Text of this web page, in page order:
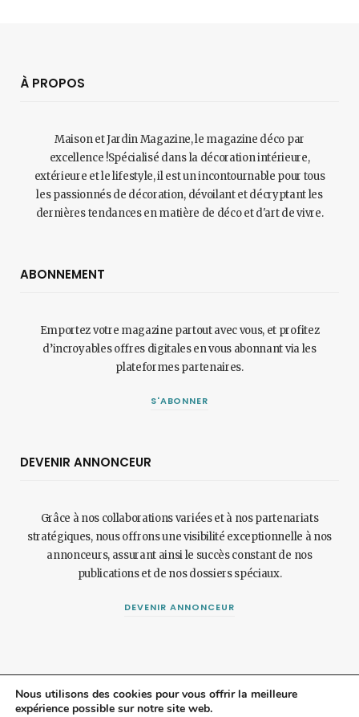
À PROPOS
Maison et Jardin Magazine, le magazine déco par
excellence !Spécialisé dans la décoration intérieure,
extérieure et le lifestyle, il est un incontournable pour tous
les passionnés de décoration, dévoilant et décryptant les
dernières tendances en matière de déco et d'art de vivre.
ABONNEMENT
Emportez votre magazine partout avec vous, et profitez
d’incroyables offres digitales en vous abonnant via les
plateformes partenaires.
S'ABONNER
DEVENIR ANNONCEUR
Grâce à nos collaborations variées et à nos partenariats
stratégiques, nous offrons une visibilité exceptionnelle à nos
annonceurs, assurant ainsi le succès constant de nos
publications et de nos dossiers spéciaux.
DEVENIR ANNONCEUR
Nous utilisons des cookies pour vous offrir la meilleure
expérience possible sur notre site web.